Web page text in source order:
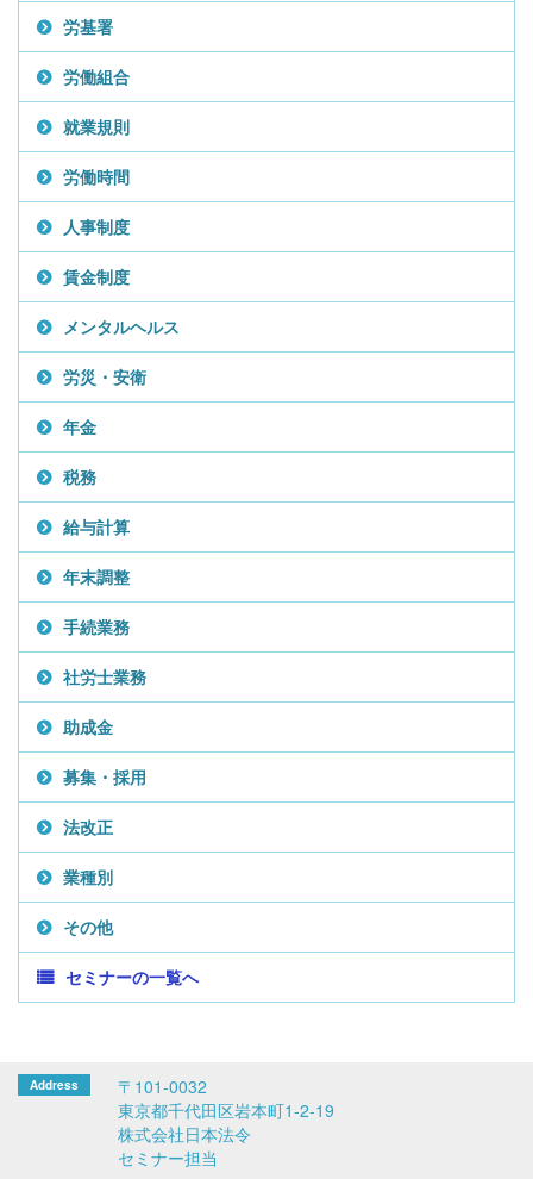
労基署
労働組合
就業規則
労働時間
人事制度
賃金制度
メンタルヘルス
労災・安衛
年金
税務
給与計算
年末調整
手続業務
社労士業務
助成金
募集・採用
法改正
業種別
その他
セミナーの一覧へ
〒101-0032
東京都千代田区岩本町1-2-19
株式会社日本法令
セミナー担当